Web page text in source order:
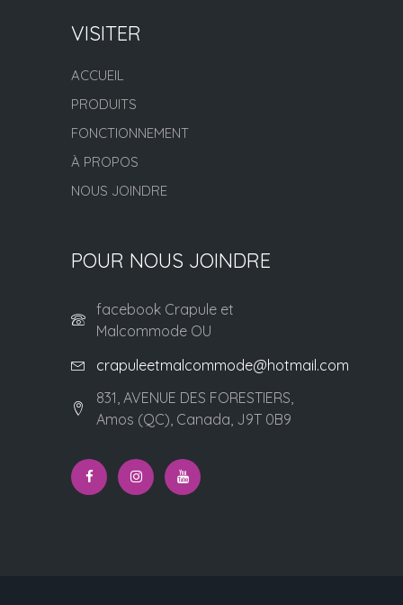
VISITER
ACCUEIL
PRODUITS
FONCTIONNEMENT
À PROPOS
NOUS JOINDRE
POUR NOUS JOINDRE
facebook Crapule et
Malcommode OU
crapuleetmalcommode@hotmail.com
831, AVENUE DES FORESTIERS,
Amos (QC), Canada, J9T 0B9